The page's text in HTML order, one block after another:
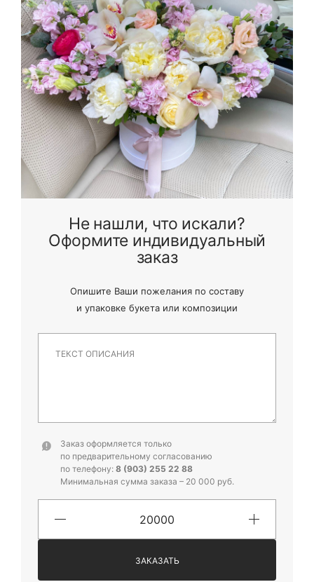
Не нашли, что искали?
Оформите индивидуальный
заказ
Опишите Ваши пожелания по составу
и упаковке букета или композиции
Заказ оформляется только
по предварительному согласованию
по телефону: 8 (903) 255 22 88
Минимальная сумма заказа – 20 000 руб.
ЗАКАЗАТЬ